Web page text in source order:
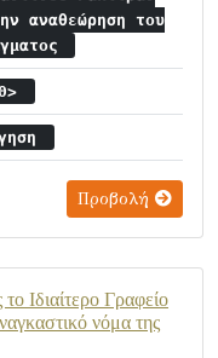
αναθεώρηση του
Προβολή
Ιδιαίτερο Γραφείο
νόμα της